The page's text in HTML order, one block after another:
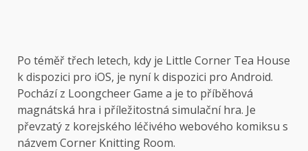
Po téměř třech letech, kdy je Little Corner Tea House
k dispozici pro iOS, je nyní k dispozici pro Android.
Pochází z Loongcheer Game a je to příběhová
magnátská hra i příležitostná simulační hra. Je
převzatý z korejského léčivého webového komiksu s
názvem Corner Knitting Room.